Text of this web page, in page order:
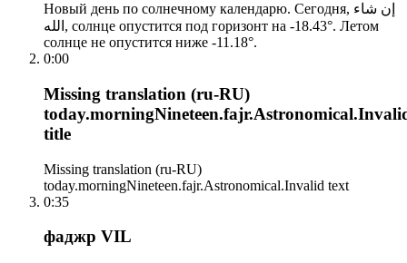
Новый день по солнечному календарю. Сегодня, إن شاء
الله, солнце опустится под горизонт на -18.43°. Летом
солнце не опустится ниже -11.18°.
0:00
Missing translation (ru-RU)
title
Missing translation (ru-RU)
today.morningNineteen.fajr.Astronomical.Invalid text
0:35
фаджр VIL